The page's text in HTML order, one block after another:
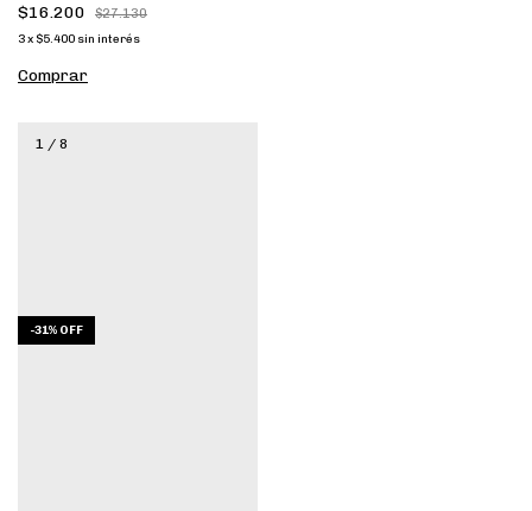
$16.200
$27.130
3x $5.400 sin interés
Comprar
1 / 8
-31% OFF